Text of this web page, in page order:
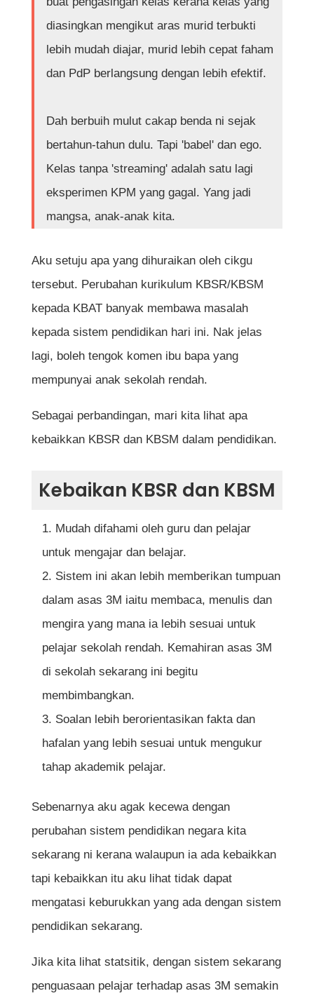
diasingkan mengikut aras murid terbukti
lebih mudah diajar, murid lebih cepat faham
dan PdP berlangsung dengan lebih efektif.
Dah berbuih mulut cakap benda ni sejak
bertahun-tahun dulu. Tapi 'babel' dan ego.
Kelas tanpa 'streaming' adalah satu lagi
eksperimen KPM yang gagal. Yang jadi
mangsa, anak-anak kita.
Aku setuju apa yang dihuraikan oleh cikgu
tersebut. Perubahan kurikulum KBSR/KBSM
kepada KBAT banyak membawa masalah
kepada sistem pendidikan hari ini. Nak jelas
lagi, boleh tengok komen ibu bapa yang
mempunyai anak sekolah rendah.
Sebagai perbandingan, mari kita lihat apa
kebaikkan KBSR dan KBSM dalam pendidikan.
Kebaikan KBSR dan KBSM
Mudah difahami oleh guru dan pelajar
untuk mengajar dan belajar.
Sistem ini akan lebih memberikan tumpuan
dalam asas 3M iaitu membaca, menulis dan
mengira yang mana ia lebih sesuai untuk
pelajar sekolah rendah. Kemahiran asas 3M
di sekolah sekarang ini begitu
membimbangkan.
Soalan lebih berorientasikan fakta dan
hafalan yang lebih sesuai untuk mengukur
tahap akademik pelajar.
Sebenarnya aku agak kecewa dengan
perubahan sistem pendidikan negara kita
sekarang ni kerana walaupun ia ada kebaikkan
tapi kebaikkan itu aku lihat tidak dapat
mengatasi keburukkan yang ada dengan sistem
pendidikan sekarang.
Jika kita lihat statsitik, dengan sistem sekarang
penguasaan pelajar terhadap asas 3M semakin